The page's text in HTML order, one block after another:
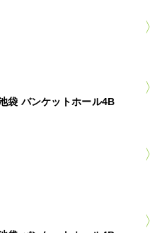
袋 バンケットホール4B